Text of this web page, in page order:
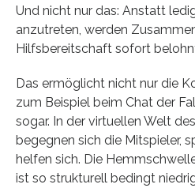
Und nicht nur das: Anstatt
anzutreten, werden
Hilfsbereitschaft sofort
Das ermöglicht nicht nur die
zum Beispiel beim Chat der
sogar. In der virtuellen Welt
begegnen sich die Mitspieler,
helfen sich. Die
ist so strukturell bedingt